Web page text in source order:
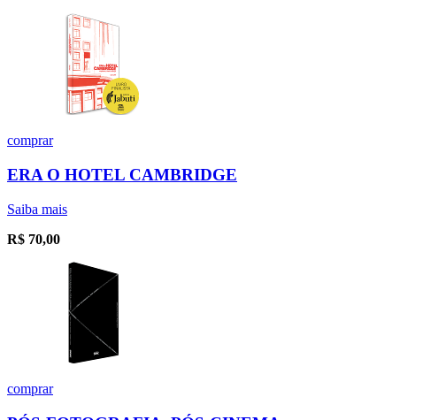
comprar
ERA O HOTEL CAMBRIDGE
Saiba mais
R$ 70,00
comprar